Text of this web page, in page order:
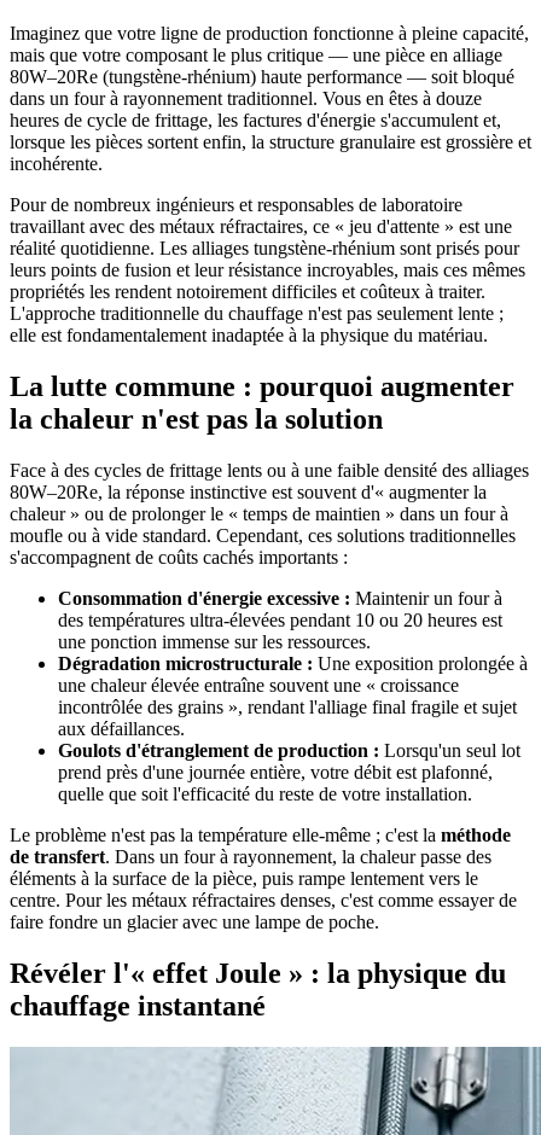
Imaginez que votre ligne de production fonctionne à pleine capacité,
mais que votre composant le plus critique — une pièce en alliage
80W–20Re (tungstène-rhénium) haute performance — soit bloqué
dans un four à rayonnement traditionnel. Vous en êtes à douze
heures de cycle de frittage, les factures d'énergie s'accumulent et,
lorsque les pièces sortent enfin, la structure granulaire est grossière et
incohérente.
Pour de nombreux ingénieurs et responsables de laboratoire
travaillant avec des métaux réfractaires, ce « jeu d'attente » est une
réalité quotidienne. Les alliages tungstène-rhénium sont prisés pour
leurs points de fusion et leur résistance incroyables, mais ces mêmes
propriétés les rendent notoirement difficiles et coûteux à traiter.
L'approche traditionnelle du chauffage n'est pas seulement lente ;
elle est fondamentalement inadaptée à la physique du matériau.
La lutte commune : pourquoi augmenter
la chaleur n'est pas la solution
Face à des cycles de frittage lents ou à une faible densité des alliages
80W–20Re, la réponse instinctive est souvent d'« augmenter la
chaleur » ou de prolonger le « temps de maintien » dans un four à
moufle ou à vide standard. Cependant, ces solutions traditionnelles
s'accompagnent de coûts cachés importants :
Consommation d'énergie excessive : Maintenir un four à
des températures ultra-élevées pendant 10 ou 20 heures est
une ponction immense sur les ressources.
Dégradation microstructurale : Une exposition prolongée à
une chaleur élevée entraîne souvent une « croissance
incontrôlée des grains », rendant l'alliage final fragile et sujet
aux défaillances.
Goulots d'étranglement de production : Lorsqu'un seul lot
prend près d'une journée entière, votre débit est plafonné,
quelle que soit l'efficacité du reste de votre installation.
Le problème n'est pas la température elle-même ; c'est la méthode
de transfert. Dans un four à rayonnement, la chaleur passe des
éléments à la surface de la pièce, puis rampe lentement vers le
centre. Pour les métaux réfractaires denses, c'est comme essayer de
faire fondre un glacier avec une lampe de poche.
Révéler l'« effet Joule » : la physique du
chauffage instantané